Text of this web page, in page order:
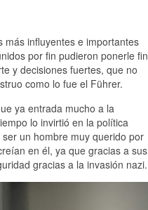
influyentes e importantes
por fin pudieron ponerle fin
y decisiones fuertes, que no
como lo fue el Führer.
ya entrada mucho a la
lo invirtió en la política
un hombre muy querido por
en él, ya que gracias a sus
gracias a la invasión nazi.